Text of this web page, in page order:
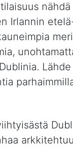
nähdä
Irlannin